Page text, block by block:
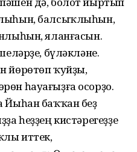
балсыҡлыһын,
яланғасын.
бүләкләне.
йөрөтөп ҡуйҙы,
һауағыҙға осорҙо.
Йыһан баҡҡан беҙ
һеҙҙең кистәрегеҙҙе
иттек,